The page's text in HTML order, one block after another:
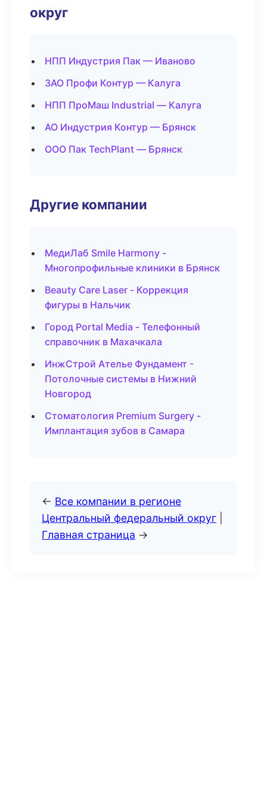
округ
НПП Индустрия Пак — Иваново
ЗАО Профи Контур — Калуга
НПП ПроМаш Industrial — Калуга
АО Индустрия Контур — Брянск
ООО Пак TechPlant — Брянск
Другие компании
МедиЛаб Smile Harmony -
Многопрофильные клиники в Брянск
Beauty Care Laser - Коррекция
фигуры в Нальчик
Город Portal Media - Телефонный
справочник в Махачкала
ИнжСтрой Ателье Фундамент -
Потолочные системы в Нижний
Новгород
Стоматология Premium Surgery -
Имплантация зубов в Самара
← Все компании в регионе
Центральный федеральный округ
Главная страница →